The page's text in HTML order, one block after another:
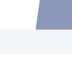
Accéder